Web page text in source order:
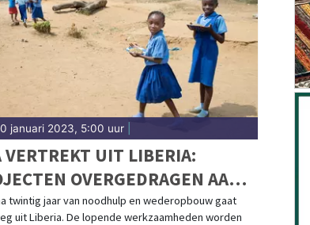
januari 2023, 5:00 uur|
VERTREKT UIT LIBERIA:
OVERGEDRAGEN AAN
ORGANISATIES
twintig jaar van noodhulp en wederopbouw gaat
uit Liberia. De lopende werkzaamheden worden